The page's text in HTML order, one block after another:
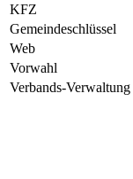
KFZ
Gemeindeschlüssel
Web
Vorwahl
Verbands-Verwaltung